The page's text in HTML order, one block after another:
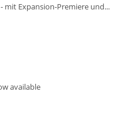
mit Expansion-Premiere und...
available